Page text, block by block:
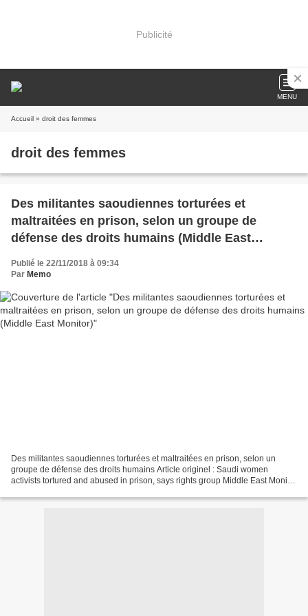
Publicité
MENU
Accueil » droit des femmes
droit des femmes
Des militantes saoudiennes torturées et
maltraitées en prison, selon un groupe de
défense des droits humains (Middle East
Monitor)
Publié le 22/11/2018 à 09:34
Par Memo
Des militantes saoudiennes torturées et maltraitées en prison, selon un
groupe de défense des droits humains Article originel : Saudi women
activists tortured and abused in prison, says rights group Middle East Monitor